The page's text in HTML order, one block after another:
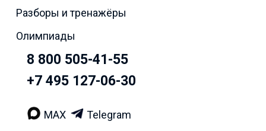
Разборы и тренажёры
Олимпиады
8 800 505-41-55
+7 495 127-06-30
MAX Telegram